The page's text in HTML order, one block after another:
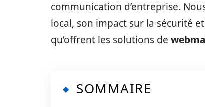
communication d’entreprise.
local, son impact sur la sécurité
qu’offrent les solutions de
SOMMAIRE